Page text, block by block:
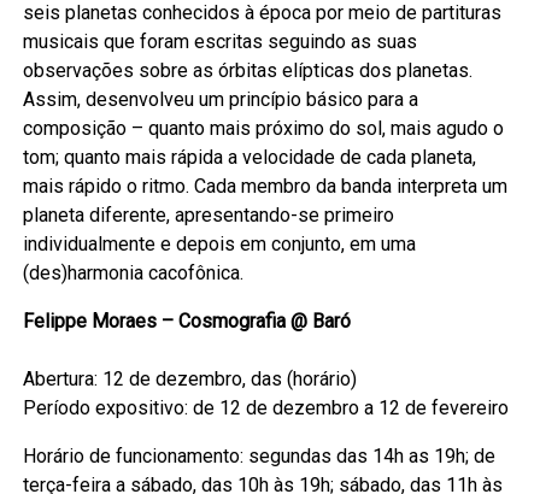
seis planetas conhecidos à época por meio de partituras
musicais que foram escritas seguindo as suas
observações sobre as órbitas elípticas dos planetas.
Assim, desenvolveu um princípio básico para a
composição – quanto mais próximo do sol, mais agudo o
tom; quanto mais rápida a velocidade de cada planeta,
mais rápido o ritmo. Cada membro da banda interpreta um
planeta diferente, apresentando-se primeiro
individualmente e depois em conjunto, em uma
(des)harmonia cacofônica.
Felippe Moraes – Cosmografia @ Baró
Abertura: 12 de dezembro, das (horário)
Período expositivo: de 12 de dezembro a 12 de fevereiro
Horário de funcionamento: segundas das 14h as 19h; de
terça-feira a sábado, das 10h às 19h; sábado, das 11h às